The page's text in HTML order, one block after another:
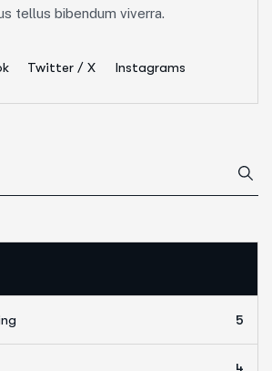
tellus bibendum viverra.
Twitter / X Instagrams
5